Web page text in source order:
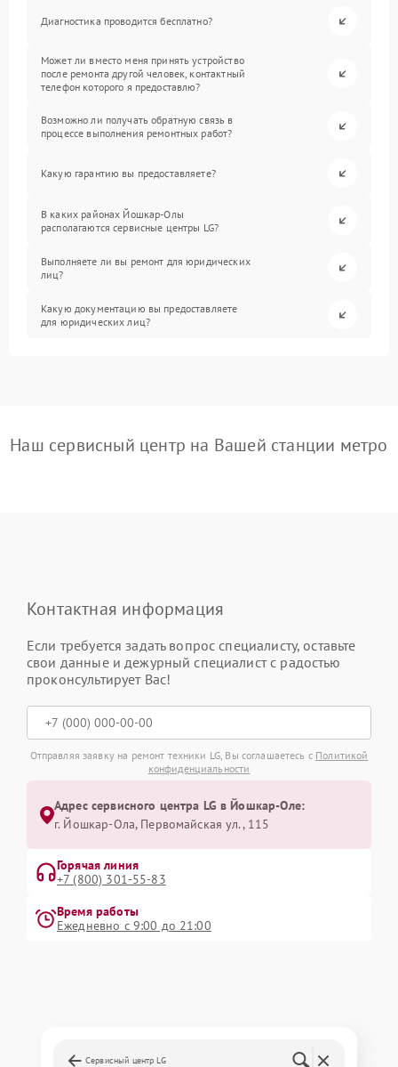
Диагностика проводится бесплатно?
Может ли вместо меня принять устройство
после ремонта другой человек, контактный
телефон которого я предоставлю?
Возможно ли получать обратную связь в
процессе выполнения ремонтных работ?
Какую гарантию вы предоставляете?
В каких районах Йошкар-Олы
располагаются сервисные центры LG?
Выполняете ли вы ремонт для юридических
лиц?
Какую документацию вы предоставляете
для юридических лиц?
Наш сервисный центр на Вашей станции метро
Контактная информация
Если требуется задать вопрос специалисту, оставьте
свои данные и дежурный специалист с радостью
проконсультирует Вас!
Отправляя заявку на ремонт техники LG, Вы соглашаетесь с Политикой
конфиденциальности
Адрес сервисного центра LG в Йошкар-Оле:
г. Йошкар-Ола, Первомайская ул., 115
Горячая линия
+7 (800) 301-55-83
Время работы
Ежедневно с 9:00 до 21:00
Сервисный центр LG